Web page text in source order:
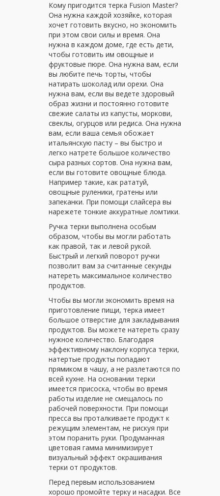
Кому пригодится терка Fusion Master?
Она нужна каждой хозяйке, которая
хочет готовить вкусно, но экономить
при этом свои силы и время. Она
нужна в каждом доме, где есть дети,
чтобы готовить им овощные и
фруктовые пюре. Она нужна вам, если
вы любите печь торты, чтобы
натирать шоколад или орехи. Она
нужна вам, если вы ведете здоровый
образ жизни и постоянно готовите
свежие салаты из капусты, моркови,
свеклы, огурцов или редиса. Она нужна
вам, если ваша семья обожает
итальянскую пасту – вы быстро и
легко натрете большое количество
сыра разных сортов. Она нужна вам,
если вы готовите овощные блюда.
Например такие, как рататуй,
овощные руленики, гратены или
запеканки. При помощи слайсера вы
нарежете тонкие аккуратные ломтики.
Ручка терки выполнена особым
образом, чтобы вы могли работать
как правой, так и левой рукой.
Быстрый и легкий поворот ручки
позволит вам за считанные секунды
натереть максимальное количество
продуктов.
Чтобы вы могли экономить время на
приготовление пищи, терка имеет
большое отверстие для закладывания
продуктов. Вы можете натереть сразу
нужное количество. Благодаря
эффективному наклону корпуса терки,
натертые продукты попадают
прямиком в чашу, а не разлетаются по
всей кухне. На основании терки
имеется присоска, чтобы во время
работы изделие не смещалось по
рабочей поверхности. При помощи
пресса вы проталкиваете продукт к
режущим элементам, не рискуя при
этом поранить руки. Продуманная
цветовая гамма минимизирует
визуальный эффект окрашивания
терки от продуктов.
Перед первым использованием
хорошо промойте терку и насадки. Все